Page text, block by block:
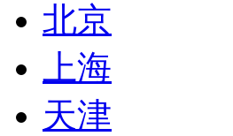
北京
上海
天津